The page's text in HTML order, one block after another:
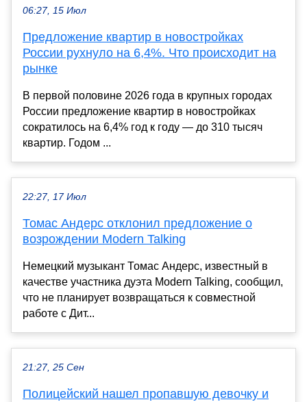
06:27, 15 Июл
Предложение квартир в новостройках
России рухнуло на 6,4%. Что происходит на
рынке
В первой половине 2026 года в крупных городах
России предложение квартир в новостройках
сократилось на 6,4% год к году — до 310 тысяч
квартир. Годом ...
22:27, 17 Июл
Томас Андерс отклонил предложение о
возрождении Modern Talking
Немецкий музыкант Томас Андерс, известный в
качестве участника дуэта Modern Talking, сообщил,
что не планирует возвращаться к совместной
работе с Дит...
21:27, 25 Сен
Полицейский нашел пропавшую девочку и